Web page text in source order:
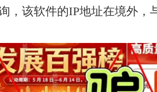
，该软件的IP地址在境外，